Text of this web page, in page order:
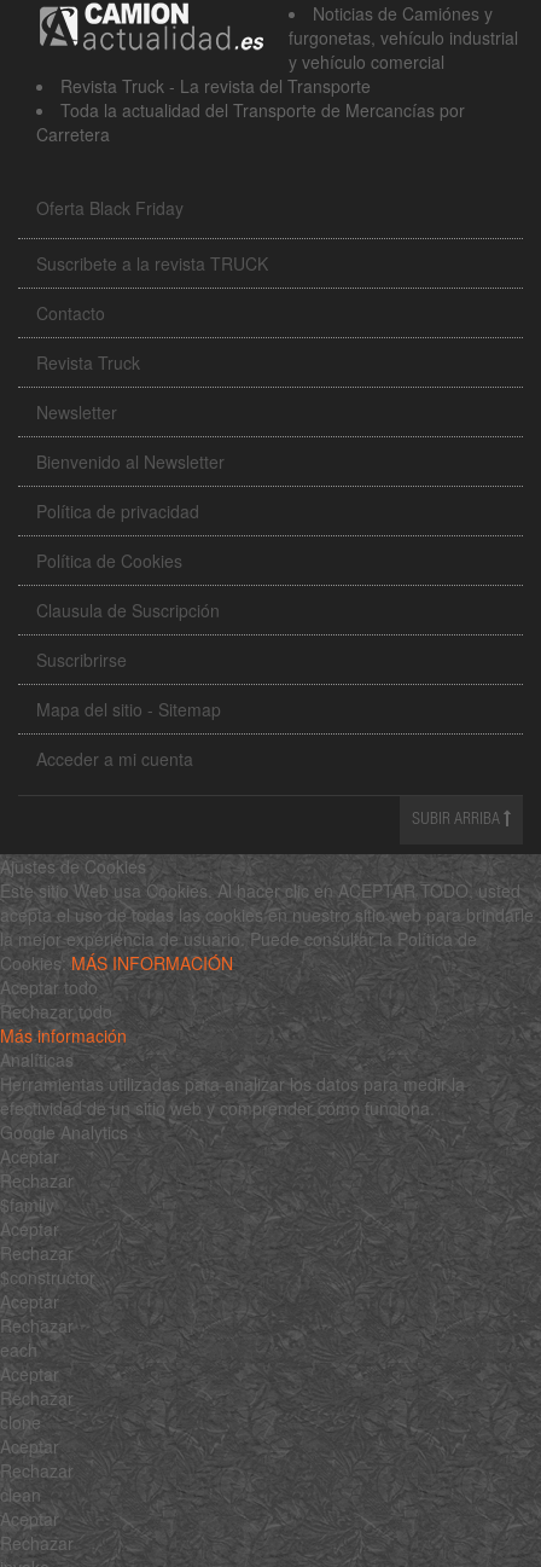
Noticias de Camiónes y
furgonetas, vehículo industrial
y vehículo comercial
Revista Truck - La revista del Transporte
Toda la actualidad del Transporte de Mercancías por
Carretera
Oferta Black Friday
Suscribete a la revista TRUCK
Contacto
Revista Truck
Newsletter
Bienvenido al Newsletter
Política de privacidad
Política de Cookies
Clausula de Suscripción
Suscribrirse
Mapa del sitio - Sitemap
Acceder a mi cuenta
SUBIR ARRIBA
Ajustes de Cookies
Este sitio Web usa Cookies. Al hacer clic en ACEPTAR TODO, usted
acepta el uso de todas las cookies en nuestro sitio web para brindarle
la mejor experiencia de usuario. Puede consultar la Política de
Cookies: MÁS INFORMACIÓN
Aceptar todo
Rechazar todo
Más información
Analíticas
Herramientas utilizadas para analizar los datos para medir la
efectividad de un sitio web y comprender cómo funciona.
Google Analytics
Aceptar
Rechazar
$family
Aceptar
Rechazar
$constructor
Aceptar
Rechazar
each
Aceptar
Rechazar
clone
Aceptar
Rechazar
clean
Aceptar
Rechazar